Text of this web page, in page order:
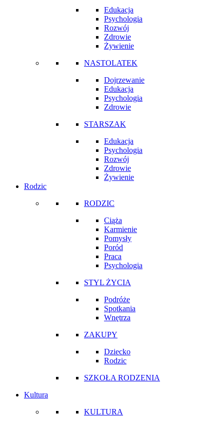
Edukacja
Psychologia
Rozwój
Zdrowie
Żywienie
NASTOLATEK
Dojrzewanie
Edukacja
Psychologia
Zdrowie
STARSZAK
Edukacja
Psychologia
Rozwój
Zdrowie
Żywienie
Rodzic
RODZIC
Ciąża
Karmienie
Pomysły
Poród
Praca
Psychologia
STYL ŻYCIA
Podróże
Spotkania
Wnętrza
ZAKUPY
Dziecko
Rodzic
SZKOŁA RODZENIA
Kultura
KULTURA